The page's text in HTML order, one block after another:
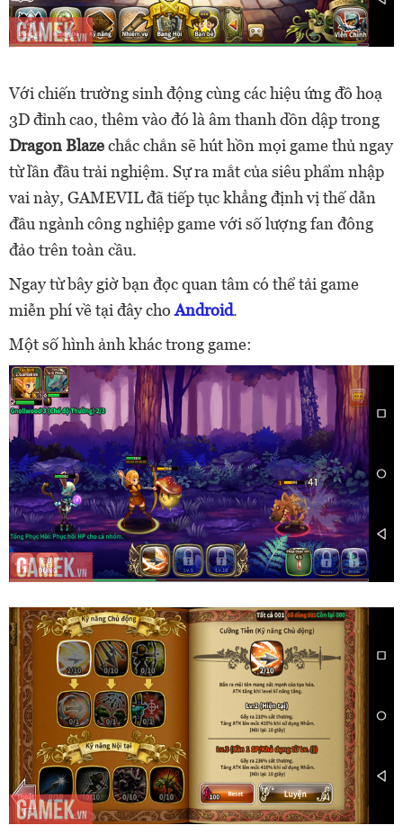
Với chiến trường sinh động cùng các hiệu ứng đồ hoạ
3D đỉnh cao, thêm vào đó là âm thanh dồn dập trong
Dragon Blazechắc chắn sẽ hút hồn mọi game thủ ngay
từ lần đầu trải nghiệm. Sự ra mắt của siêu phẩm nhập
vai này, GAMEVIL đã tiếp tục khẳng định vị thế dẫn
đầu ngành công nghiệp game với số lượng fan đông
đảo trên toàn cầu.
Ngay từ bây giờ bạn đọc quan tâm có thể tải game
miễn phí về tại đây choAndroid.
Một số hình ảnh khác trong game: